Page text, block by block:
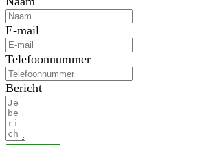
E-mail
Telefoonnummer
Bericht